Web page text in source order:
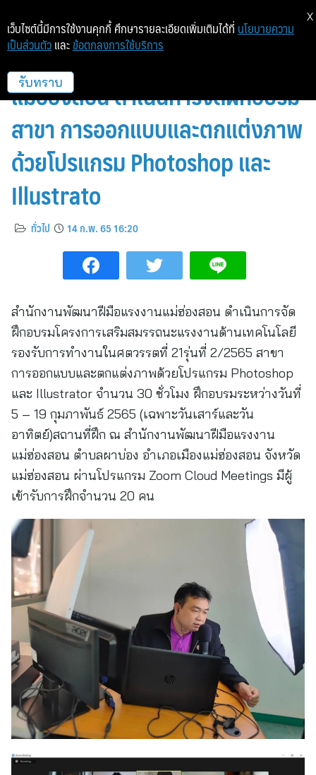
สำนักงานพัฒนาฝีมือแรงงาน
แม่ฮ่องสอน ดำเนินการจัดฝึกอบรม
สาขา การออกแบบและตกแต่งภาพ
ด้วยโปรแกรม Photoshop และ
Illustrato
ทั่วไป 14 ก.พ. 65 16:20
สำนักงานพัฒนาฝีมือแรงงานแม่ฮ่องสอน ดำเนินการจัด
ฝึกอบรมโครงการเสริมสมรรถนะแรงงานด้านเทคโนโลยี
รองรับการทำงานในศตวรรตที่ 21รุ่นที่ 2/2565 สาขา
การออกแบบและตกแต่งภาพด้วยโปรแกรม Photoshop
และ Illustrator จำนวน 30 ชั่วโมง ฝึกอบรมระหว่างวันที่
5 – 19 กุมภาพันธ์ 2565 (เฉพาะวันเสาร์และวัน
อาทิตย์)สถานที่ฝึก ณ สำนักงานพัฒนาฝีมือแรงงาน
แม่ฮ่องสอน ตำบลผาบ่อง อำเภอเมืองแม่ฮ่องสอน จังหวัด
แม่ฮ่องสอน ผ่านโปรแกรม Zoom Cloud Meetings มีผู้
เข้ารับการฝึกจำนวน 20 คน
เว็บไซต์นี้มีการใช้งานคุกกี้ ศึกษารายละเอียดเพิ่มเติมได้ที่ นโยบายความ
เป็นส่วนตัว และ ข้อตกลงการใช้บริการ
รับทราบ
X